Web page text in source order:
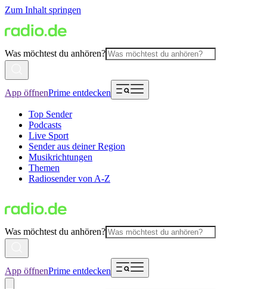
Zum Inhalt springen
Was möchtest du anhören?
App öffnenPrime entdecken
Top Sender
Podcasts
Live Sport
Sender aus deiner Region
Musikrichtungen
Themen
Radiosender von A-Z
Was möchtest du anhören?
App öffnenPrime entdecken